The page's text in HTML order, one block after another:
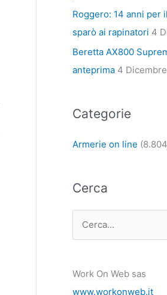
Roggero: 14 anni per
sparò ai rapinatori 4
Beretta AX800
anteprima 4
Categorie
Armerie on line
Cerca
Work On Web sas
www.workonweb.it